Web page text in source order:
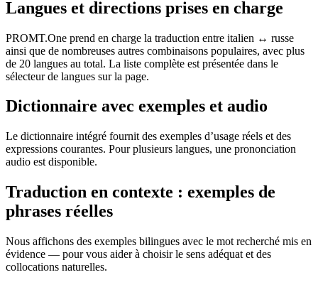
Langues et directions prises en charge
PROMT.One prend en charge la traduction entre italien ↔ russe
ainsi que de nombreuses autres combinaisons populaires, avec plus
de 20 langues au total. La liste complète est présentée dans le
sélecteur de langues sur la page.
Dictionnaire avec exemples et audio
Le dictionnaire intégré fournit des exemples d’usage réels et des
expressions courantes. Pour plusieurs langues, une prononciation
audio est disponible.
Traduction en contexte : exemples de
phrases réelles
Nous affichons des exemples bilingues avec le mot recherché mis en
évidence — pour vous aider à choisir le sens adéquat et des
collocations naturelles.